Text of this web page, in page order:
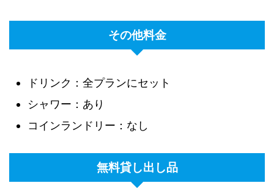
その他料金
ドリンク：全プランにセット
シャワー：あり
コインランドリー：なし
無料貸し出し品